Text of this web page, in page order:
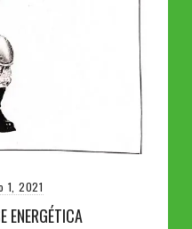
1, 2021
ENERGÉTICA